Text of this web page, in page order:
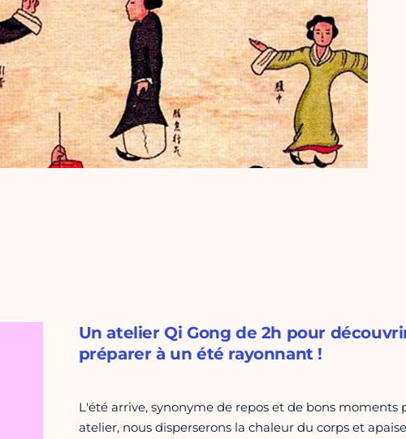
Un atelier Qi Gong de 2h pour
préparer à un été rayonnant !
L'été arrive, synonyme de repos et de bons moments
atelier, nous disperserons la chaleur du corps et